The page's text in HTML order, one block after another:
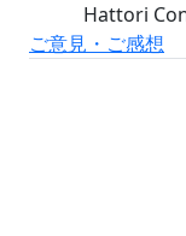
Hattori
ご意見・ご感想